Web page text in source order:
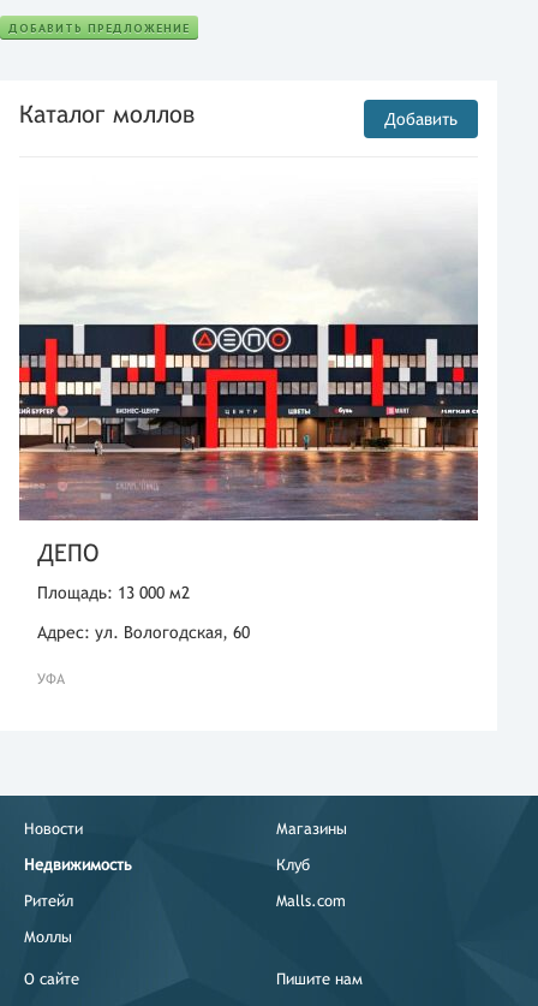
ДОБАВИТЬ ПРЕДЛОЖЕНИЕ
Каталог моллов Добавить
ДЕПО
Площадь: 13 000 м2
Адрес: ул. Вологодская, 60
УФА
Новости
Недвижимость
Ритейл
Моллы
Магазины
Клуб
Malls.com
О сайте Пишите нам